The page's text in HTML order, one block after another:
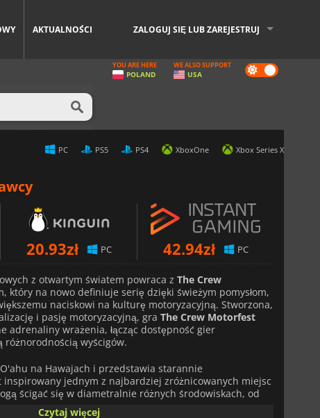
AKTUALNOŚCI ZALOGUJ SIĘ LUB ZAREJESTRUJ
Dark
mode
YOU ARE HERE
POLAND
WE ALSO SUPPORT
USA
PC PS5 PS4 XboxOne Xbox Series X
20.93zł PC 42.94zł PC
z otwartym światem powraca z The Crew
który na nowo definiuje serię dzięki świeżym pomysłom,
naciskowi na kulturę motoryzacyjną. Stworzona,
i pasję motoryzacyjną, gra The Crew Motorfest
adrenaliny wrażenia, łącząc dostępność gier
różnorodnością wyścigów.
na Hawajach i przedstawia starannie
jednym z najbardziej zróżnicowanych miejsc
ścigać się w diametralnie różnych środowiskach, od
autostrad i tętniących życiem ulic miast po gęste
Czytaj więcej